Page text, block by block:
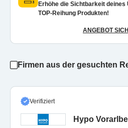
Erhöhe die Sichtbarkeit
TOP-Reihung Produkten!
ANGEBOT
Firmen aus der gesuchten
Verifiziert
Hypo